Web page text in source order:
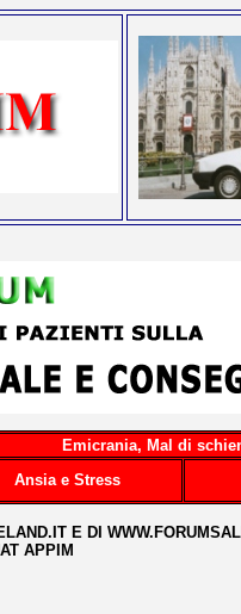
Emicrania, Mal di
Ansia e Stress
E DI
APPIM